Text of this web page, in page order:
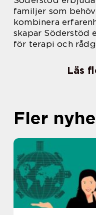
familjer som
kombinera
skapar Söderstöd
för terapi och
Läs
Fler